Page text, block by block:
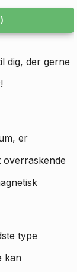
dig, der gerne
er
overraskende
type
kan